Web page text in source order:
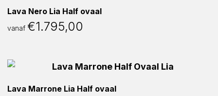
Lava Nero Lia Half ovaal
vanaf €1.795,00
Lava Marrone Lia Half ovaal